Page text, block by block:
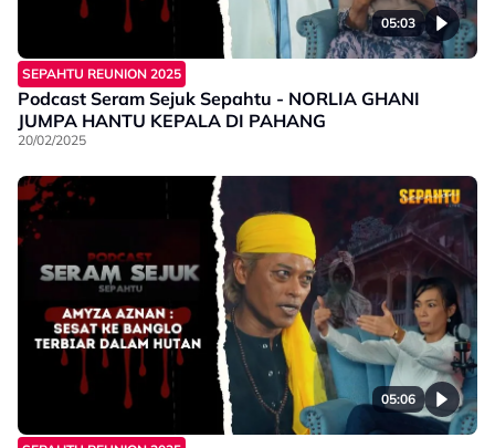
05:03
SEPAHTU REUNION 2025
Podcast Seram Sejuk Sepahtu - NORLIA GHANI
JUMPA HANTU KEPALA DI PAHANG
20/02/2025
05:06